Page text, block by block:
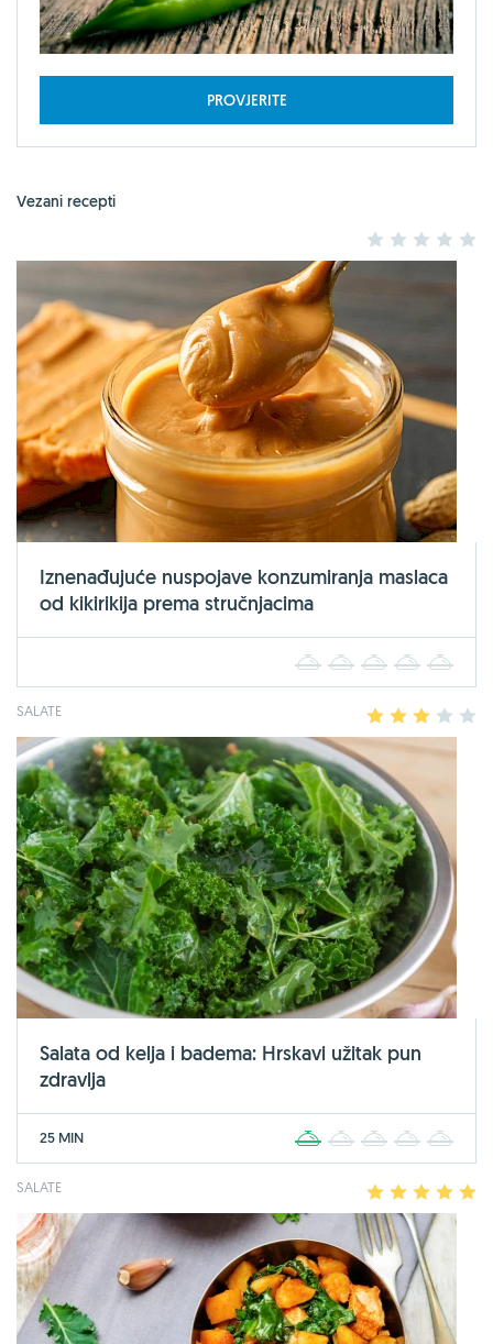
PROVJERITE
Vezani recepti
2 3 4
Iznenađujuće nuspojave konzumiranja maslaca
od kikirikija prema stručnjacima
2 3 4
SALATE 2 3 4
Salata od kelja i badema: Hrskavi užitak pun
zdravlja
25 MIN 2 3 4
SALATE 2 3 4